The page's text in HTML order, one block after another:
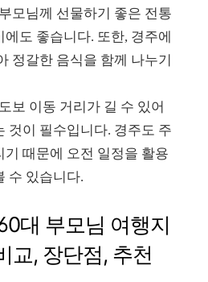
모님께 선물하기 좋은 전통
도 좋습니다. 또한, 경주에
정갈한 음식을 함께 나누기
보 이동 거리가 길 수 있어
것이 필수입니다. 경주도 주
때문에 오전 일정을 활용
수 있습니다.
대 부모님 여행지
교, 장단점, 추천